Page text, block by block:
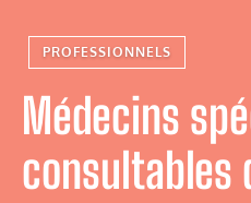
PROFESSIONNELS
Médecins
consultables